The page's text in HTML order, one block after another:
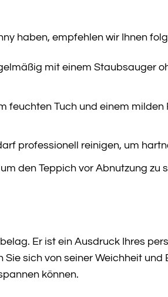
haben, empfehlen wir Ihnen
mit einem Staubsauger
feuchten Tuch und einem milden
professionell reinigen, um
den Teppich vor Abnutzung zu
Er ist ein Ausdruck Ihres
sich von seiner Weichheit
können.